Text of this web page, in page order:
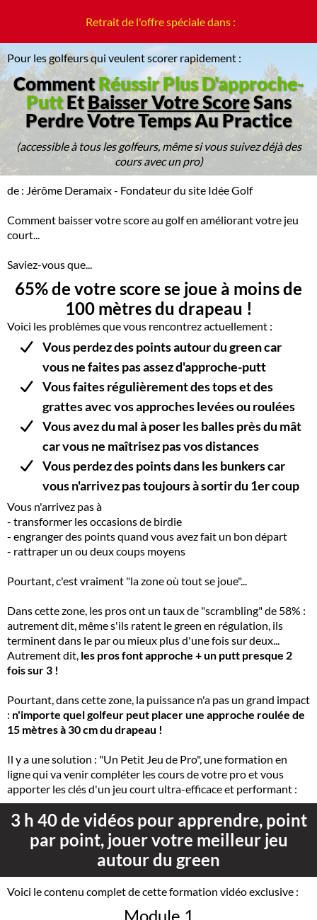
Retrait de l'offre spéciale dans :
Pour les golfeurs qui veulent scorer rapidement :
CommentRéussir Plus D'approche-
PuttEtBaisser Votre ScoreSans
Perdre Votre Temps Au Practice
(accessible à tous les golfeurs, même si vous suivez déjà des
cours avec un pro)
de : Jérôme Deramaix - Fondateur du site Idée Golf
Comment baisser votre score au golf en améliorant votre jeu
court...
Saviez-vous que...
65% de votre score se joue à moins de
100 mètres du drapeau !
Voici les problèmes que vous rencontrez actuellement :
Vous perdez des points autour du green car
vous ne faites pas assez d'approche-putt
Vous faites régulièrement des tops et des
grattes avec vos approches levées ou roulées
Vous avez du mal à poser les balles près du mât
car vous ne maîtrisez pas vos distances
Vous perdez des points dans les bunkers car
vous n'arrivez pas toujours à sortir du 1er coup
Vous n'arrivez pas à
- transformer les occasions de birdie
- engranger des points quand vous avez fait un bon départ
- rattraper un ou deux coups moyens
Pourtant, c'est vraiment "la zone où tout se joue"...
Dans cette zone, les pros ont un taux de "scrambling" de 58% :
autrement dit, même s'ils ratent le green en régulation, ils
terminent dans le par ou mieux plus d'une fois sur deux...
Autrement dit, les pros font approche + un putt presque 2
fois sur 3 !
Pourtant, dans cette zone, la puissance n'a pas un grand impact
: n'importe quel golfeur peut placer une approche roulée de
15 mètres à 30 cm du drapeau !
Il y a une solution : "Un Petit Jeu de Pro", une formation en
ligne qui va venir compléter les cours de votre pro et vous
apporter les clés d'un jeu court ultra-efficace et performant :
3 h 40 de vidéos pour apprendre, point
par point, jouer votre meilleur jeu
autour du green
Voici le contenu complet de cette formation vidéo exclusive :
Module 1